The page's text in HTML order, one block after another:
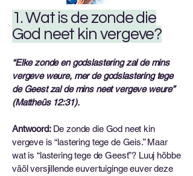
1. Wat is de zonde die
God neet kin vergeve?
“Elke zonde en godslastering zal de mins
vergeve weure, mer de godslastering tege
de Geest zal de mins neet vergeve weure”
(Mattheüs 12:31).
Antwoord: De zonde die God neet kin
vergeve is “lastering tege de Geis.” Maar
wat is “lastering tege de Geest”? Luuj höbbe
väöl versjillende euvertuiginge euver deze